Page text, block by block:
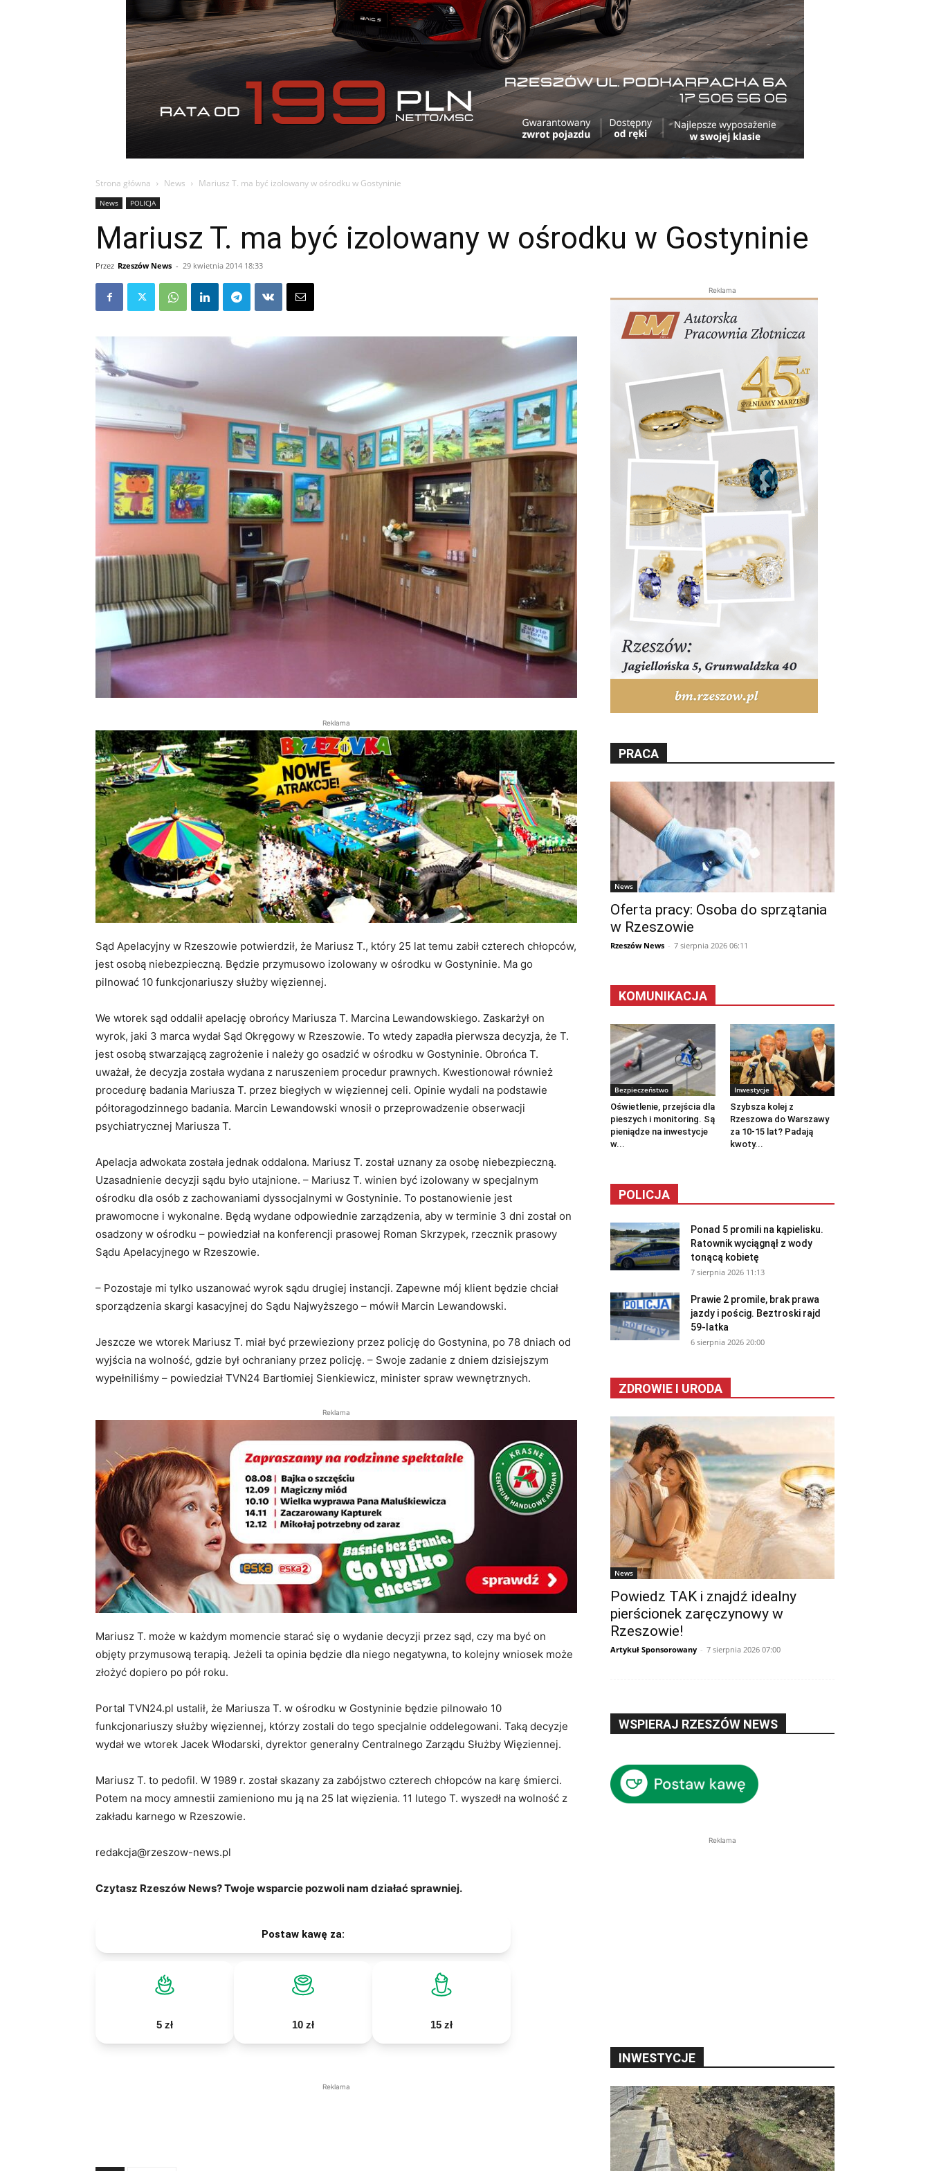
Strona główna News Mariusz T. ma być izolowany w ośrodku w Gostyninie
News POLICJA
Mariusz T. ma być izolowany w ośrodku w Gostyninie
Przez Rzeszów News - 29 kwietnia 2014 18:33
Reklama
Sąd Apelacyjny w Rzeszowie potwierdził, że Mariusz T., który 25 lat temu zabił czterech chłopców,
jest osobą niebezpieczną. Będzie przymusowo izolowany w ośrodku w Gostyninie. Ma go
pilnować 10 funkcjonariuszy służby więziennej.
We wtorek sąd oddalił apelację obrońcy Mariusza T. Marcina Lewandowskiego. Zaskarżył on
wyrok, jaki 3 marca wydał Sąd Okręgowy w Rzeszowie. To wtedy zapadła pierwsza decyzja, że T.
jest osobą stwarzającą zagrożenie i należy go osadzić w ośrodku w Gostyninie. Obrońca T.
uważał, że decyzja została wydana z naruszeniem procedur prawnych. Kwestionował również
procedurę badania Mariusza T. przez biegłych w więziennej celi. Opinie wydali na podstawie
półtoragodzinnego badania. Marcin Lewandowski wnosił o przeprowadzenie obserwacji
psychiatrycznej Mariusza T.
Apelacja adwokata została jednak oddalona. Mariusz T. został uznany za osobę niebezpieczną.
Uzasadnienie decyzji sądu było utajnione. – Mariusz T. winien być izolowany w specjalnym
ośrodku dla osób z zachowaniami dyssocjalnymi w Gostyninie. To postanowienie jest
prawomocne i wykonalne. Będą wydane odpowiednie zarządzenia, aby w terminie 3 dni został on
osadzony w ośrodku – powiedział na konferencji prasowej Roman Skrzypek, rzecznik prasowy
Sądu Apelacyjnego w Rzeszowie.
– Pozostaje mi tylko uszanować wyrok sądu drugiej instancji. Zapewne mój klient będzie chciał
sporządzenia skargi kasacyjnej do Sądu Najwyższego – mówił Marcin Lewandowski.
Jeszcze we wtorek Mariusz T. miał być przewieziony przez policję do Gostynina, po 78 dniach od
wyjścia na wolność, gdzie był ochraniany przez policję. – Swoje zadanie z dniem dzisiejszym
wypełniliśmy – powiedział TVN24 Bartłomiej Sienkiewicz, minister spraw wewnętrznych.
Reklama
Mariusz T. może w każdym momencie starać się o wydanie decyzji przez sąd, czy ma być on
objęty przymusową terapią. Jeżeli ta opinia będzie dla niego negatywna, to kolejny wniosek może
złożyć dopiero po pół roku.
Portal TVN24.pl ustalił, że Mariusza T. w ośrodku w Gostyninie będzie pilnowało 10
funkcjonariuszy służby więziennej, którzy zostali do tego specjalnie oddelegowani. Taką decyzje
wydał we wtorek Jacek Włodarski, dyrektor generalny Centralnego Zarządu Służby Więziennej.
Mariusz T. to pedofil. W 1989 r. został skazany za zabójstwo czterech chłopców na karę śmierci.
Potem na mocy amnestii zamieniono mu ją na 25 lat więzienia. 11 lutego T. wyszedł na wolność z
zakładu karnego w Rzeszowie.
redakcja@rzeszow-news.pl
Czytasz Rzeszów News? Twoje wsparcie pozwoli nam działać sprawniej.
Postaw kawę za:
5 zł 10 zł 15 zł
Reklama
Reklama
PRACA
News
Oferta pracy: Osoba do sprzątania
w Rzeszowie
Rzeszów News - 7 sierpnia 2026 06:11
KOMUNIKACJA
Bezpieczeństwo
Oświetlenie, przejścia dla
pieszych i monitoring. Są
pieniądze na inwestycje
w...
Inwestycje
Szybsza kolej z
Rzeszowa do Warszawy
za 10-15 lat? Padają
kwoty...
POLICJA
Ponad 5 promili na kąpielisku.
Ratownik wyciągnął z wody
tonącą kobietę
7 sierpnia 2026 11:13
Prawie 2 promile, brak prawa
jazdy i pościg. Beztroski rajd
59-latka
6 sierpnia 2026 20:00
ZDROWIE I URODA
News
Powiedz TAK i znajdź idealny
pierścionek zaręczynowy w
Rzeszowie!
Artykuł Sponsorowany - 7 sierpnia 2026 07:00
WSPIERAJ RZESZÓW NEWS
Reklama
INWESTYCJE